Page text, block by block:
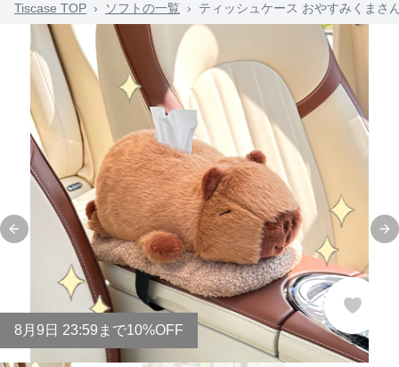
Tiscase TOP › ソフトの一覧 › ティッシュケース おやすみくまさ
Previous slide
8 月 9 日 23:59まで10%OFF